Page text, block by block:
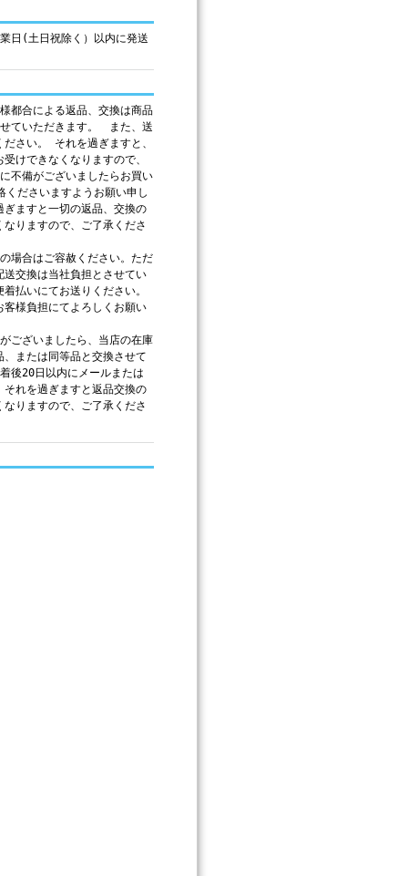
日(土日祝除く）以内に発送
都合による返品、交換は商品
ていただきます。 また、送
さい。 それを過ぎますと、
けできなくなりますので、
不備がございましたらお買い
くださいますようお願い申し
ますと一切の返品、交換の
りますので、ご了承くださ
場合はご容赦ください。ただ
送交換は当社負担とさせてい
払いにてお送りください。
様負担にてよろしくお願い
ございましたら、当店の在庫
または同等品と交換させて
後20日以内にメールまたは
それを過ぎますと返品交換の
りますので、ご了承くださ